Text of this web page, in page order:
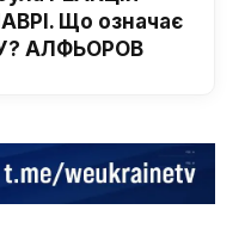
Що означає
АЛФЬОРОВ